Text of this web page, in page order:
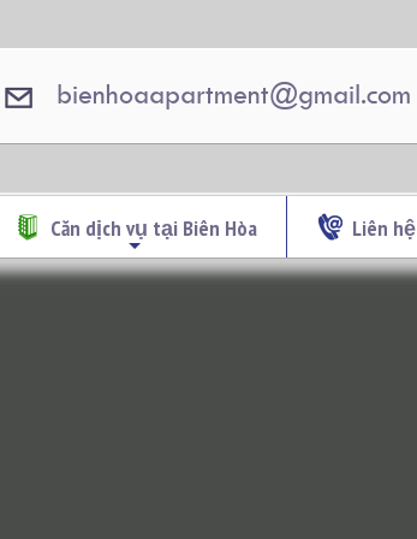
bienhoaapartment@gmail.com
Căn dịch vụ tại Biên Hòa Liên hệ